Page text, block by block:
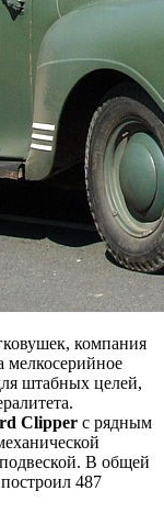
компания
мелкосерийное
штабных целей,
Clipper с рядным
В общей
487